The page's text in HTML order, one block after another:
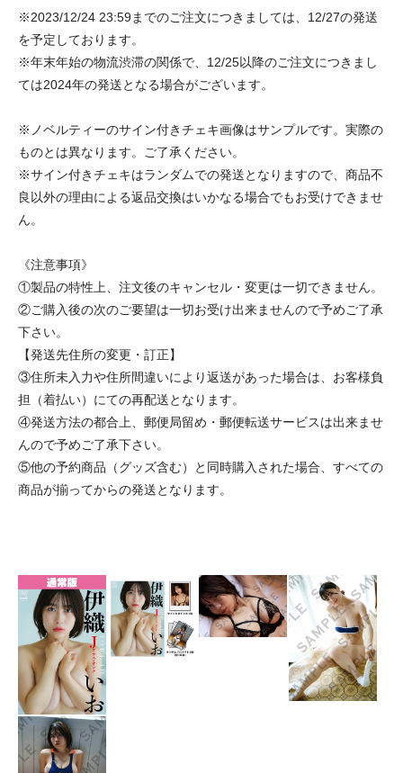
※2023/12/24 23:59までのご注文につきましては、12/27の発送
を予定しております。
※年末年始の物流渋滞の関係で、12/25以降のご注文につきまし
ては2024年の発送となる場合がございます。
※ノベルティーのサイン付きチェキ画像はサンプルです。実際の
ものとは異なります。ご了承ください。
※サイン付きチェキはランダムでの発送となりますので、商品不
良以外の理由による返品交換はいかなる場合でもお受けできませ
ん。
《注意事項》
①製品の特性上、注文後のキャンセル・変更は一切できません。
②ご購入後の次のご要望は一切お受け出来ませんので予めご了承
下さい。
【発送先住所の変更・訂正】
③住所未入力や住所間違いにより返送があった場合は、お客様負
担（着払い）にての再配送となります。
④発送方法の都合上、郵便局留め・郵便転送サービスは出来ませ
んので予めご了承下さい。
⑤他の予約商品（グッズ含む）と同時購入された場合、すべての
商品が揃ってからの発送となります。